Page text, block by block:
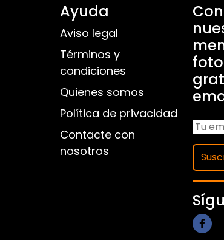
Ayuda
Aviso legal
Términos y
condiciones
Quienes somos
Política de privacidad
Contacte con
nosotros